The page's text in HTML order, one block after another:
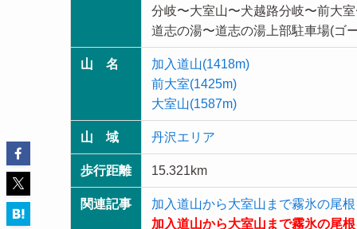
分岐〜大室山〜犬越路分岐〜前大
道志の湯〜道志の湯上部駐車場(ゴ
山 名
加入道山(1418m)
前大室(1425m)
大室山(1587m)
山 域 丹沢エリア
歩行距離 15.321km
関連記事
加入道山から大室山まで霧氷の尾
加入道山から大室山まで霧氷の尾